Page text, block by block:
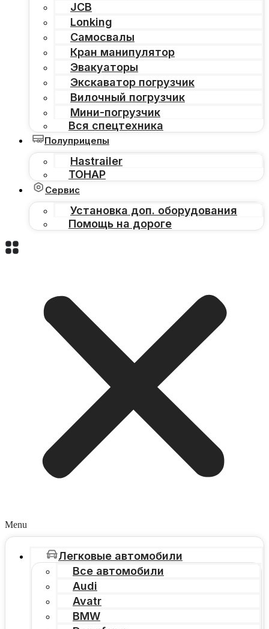
JCB
Lonking
Самосвалы
Кран манипулятор
Эвакуаторы
Экскаватор погрузчик
Вилочный погрузчик
Мини-погрузчик
Вся спецтехника
Полуприцепы
Hastrailer
ТОНАР
Сервис
Установка доп. оборудования
Помощь на дороге
Menu
Легковые автомобили
Все автомобили
Audi
Avatr
BMW